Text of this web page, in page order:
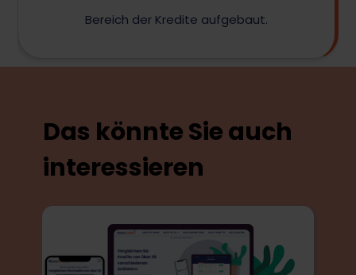
Bereich der Kredite aufgebaut.
Das könnte Sie auch
interessieren